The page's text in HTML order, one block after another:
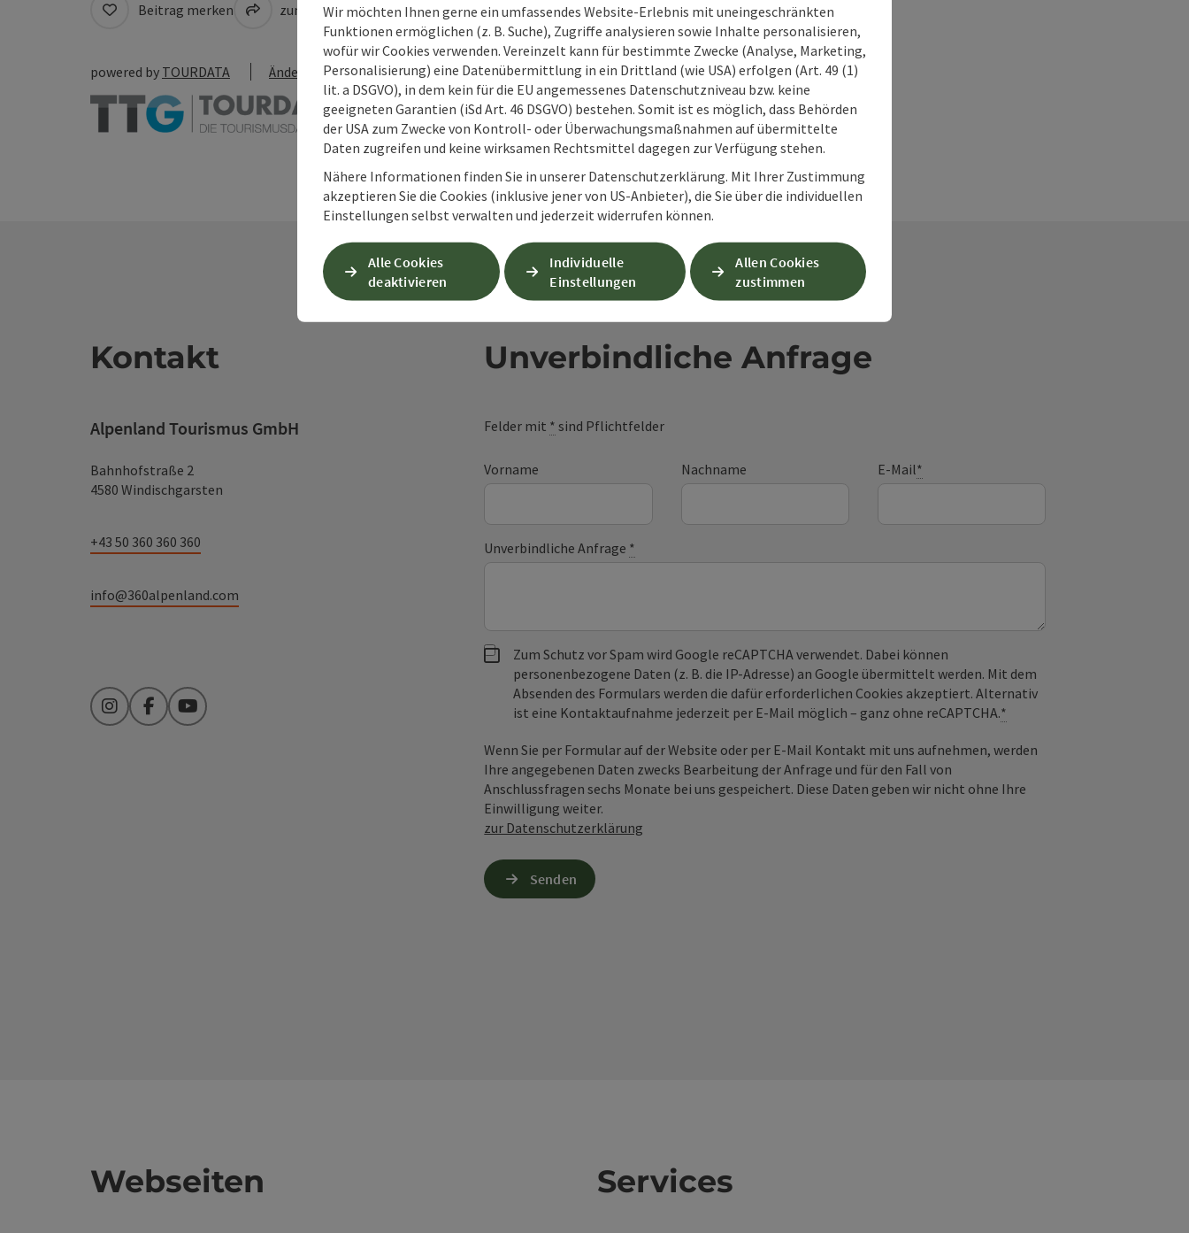
Beitrag merken zum Merkzettel PDF erstellen Beitrag drucken In der Nähe
powered by TOURDATA Änderung vorschlagen
Kontakt
Alpenland Tourismus GmbH
Bahnhofstraße 2
4580 Windischgarsten
+43 50 360 360 360
info@360alpenland.com
InstagramFacebookYouTube
Unverbindliche Anfrage
Felder mit * sind Pflichtfelder
Vorname Nachname E-Mail*
Unverbindliche Anfrage *
Zum Schutz vor Spam wird Google reCAPTCHA verwendet. Dabei können
personenbezogene Daten (z. B. die IP-Adresse) an Google übermittelt werden. Mit dem
Absenden des Formulars werden die dafür erforderlichen Cookies akzeptiert. Alternativ
ist eine Kontaktaufnahme jederzeit per E-Mail möglich – ganz ohne reCAPTCHA.*
Wenn Sie per Formular auf der Website oder per E-Mail Kontakt mit uns aufnehmen, werden
Ihre angegebenen Daten zwecks Bearbeitung der Anfrage und für den Fall von
Anschlussfragen sechs Monate bei uns gespeichert. Diese Daten geben wir nicht ohne Ihre
Einwilligung weiter.
zur Datenschutzerklärung
Senden
Webseiten Services
Wir möchten Ihnen gerne ein umfassendes Website-Erlebnis mit uneingeschränkten
Funktionen ermöglichen (z. B. Suche), Zugriffe analysieren sowie Inhalte personalisieren,
wofür wir Cookies verwenden. Vereinzelt kann für bestimmte Zwecke (Analyse, Marketing,
Personalisierung) eine Datenübermittlung in ein Drittland (wie USA) erfolgen (Art. 49 (1)
lit. a DSGVO), in dem kein für die EU angemessenes Datenschutzniveau bzw. keine
geeigneten Garantien (iSd Art. 46 DSGVO) bestehen. Somit ist es möglich, dass Behörden
der USA zum Zwecke von Kontroll- oder Überwachungsmaßnahmen auf übermittelte
Daten zugreifen und keine wirksamen Rechtsmittel dagegen zur Verfügung stehen.
Nähere Informationen finden Sie in unserer Datenschutzerklärung. Mit Ihrer Zustimmung
akzeptieren Sie die Cookies (inklusive jener von US-Anbieter), die Sie über die individuellen
Einstellungen selbst verwalten und jederzeit widerrufen können.
Alle Cookies
deaktivieren
Individuelle
Einstellungen
Allen Cookies
zustimmen